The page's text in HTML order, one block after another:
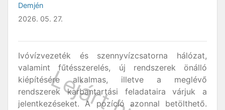
Demjén
2026. 05. 27.
Ivóvízvezeték és szennyvízcsatorna hálózat,
valamint fűtésszerelés, új rendszerek önálló
kiépítésére alkalmas, illetve a meglévő
rendszerek karbantartási feladataira várjuk a
jelentkezéseket. A pozíció azonnal betölthető.